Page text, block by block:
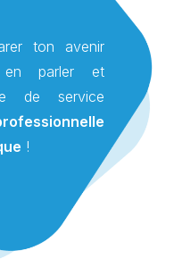
ton avenir
en parler et
de service
!